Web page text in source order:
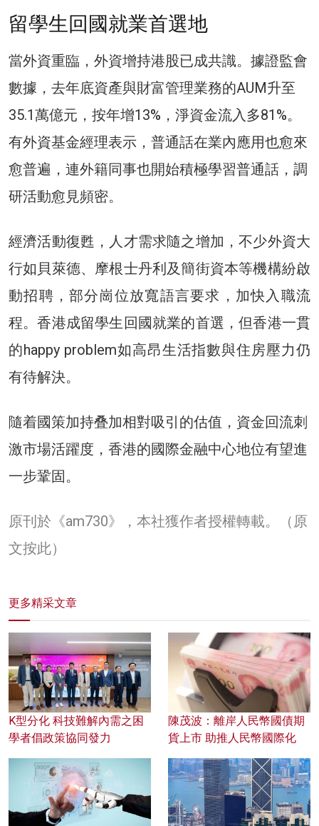
留學生回國就業首選地
當外資重臨，外資增持港股已成共識。據證監會
數據，去年底資產與財富管理業務的AUM升至
35.1萬億元，按年增13%，淨資金流入多81%。
有外資基金經理表示，普通話在業內應用也愈來
愈普遍，連外籍同事也開始積極學習普通話，調
研活動愈見頻密。
經濟活動復甦，人才需求隨之增加，不少外資大
行如貝萊德、摩根士丹利及簡街資本等機構紛啟
動招聘，部分崗位放寬語言要求，加快入職流
程。香港成留學生回國就業的首選，但香港一貫
的happy problem如高昂生活指數與住房壓力仍
有待解決。
隨着國策加持叠加相對吸引的估值，資金回流刺
激市場活躍度，香港的國際金融中心地位有望進
一步鞏固。
原刊於《am730》，本社獲作者授權轉載。
（原
文按此）
更多精采文章
K型分化 科技難解內需之困
學者倡政策協同發力
陳茂波：離岸人民幣國債期
貨上市 助推人民幣國際化